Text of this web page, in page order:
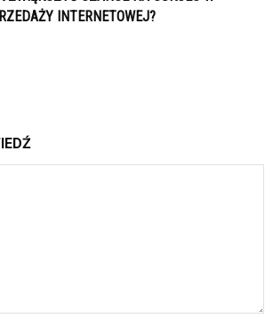
INTERNETOWEJ?